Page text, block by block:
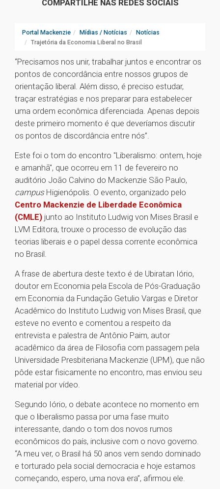
COMPARTILHE NAS REDES SOCIAIS
Portal Mackenzie Mídias / Notícias
Notícias
Trajetória da Economia Liberal no Brasil
“Precisamos nos unir, trabalhar juntos e encontrar os
pontos de concordância entre nossos grupos de
orientação liberal. Além disso, é preciso estudar,
traçar estratégias e nos preparar para estabelecer
uma ordem econômica diferenciada. Apenas depois
deste primeiro momento é que deveríamos discutir
os pontos de discordância entre nós”.
Este foi o tom do encontro "Liberalismo: ontem, hoje
e amanhã", que ocorreu em 11 de fevereiro no
auditório João Calvino do Mackenzie São Paulo,
campus Higienópolis. O evento, organizado pelo
Centro Mackenzie de Liberdade Econômica
(CMLE) junto ao Instituto Ludwig von Mises Brasil e
LVM Editora, trouxe o processo de evolução das
teorias liberais e o papel dessa corrente econômica
no Brasil.
A frase de abertura deste texto é de Ubiratan Iório,
doutor em Economia pela Escola de Pós-Graduação
em Economia da Fundação Getulio Vargas e Diretor
Acadêmico do Instituto Ludwig von Mises Brasil, que
esteve no evento e comentou a respeito da
entrevista e palestra de Antônio Paim, autor
acadêmico da área de Filosofia com passagem pela
Universidade Presbiteriana Mackenzie (UPM), que não
pôde estar fisicamente no encontro, mas enviou seu
material por vídeo.
Segundo Iório, o debate acontece no momento em
que o liberalismo passa por uma fase muito
interessante, dando o tom dos novos rumos
econômicos do país, inclusive com o novo governo.
“A meu ver, o Brasil há 50 anos vem sendo dominado
e torturado pela social democracia e hoje estamos
começando, espero, uma nova era”, afirmou ele.